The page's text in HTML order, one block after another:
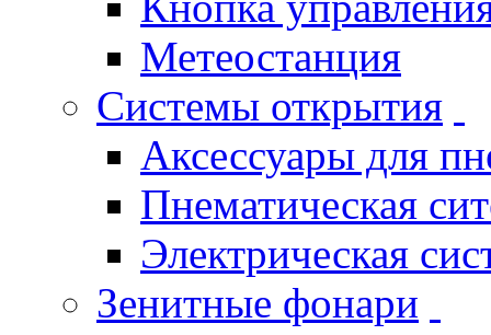
Метеостанция
Системы открытия
Аксессуары для
Пнематическая
Электрическая
Зенитные фонари